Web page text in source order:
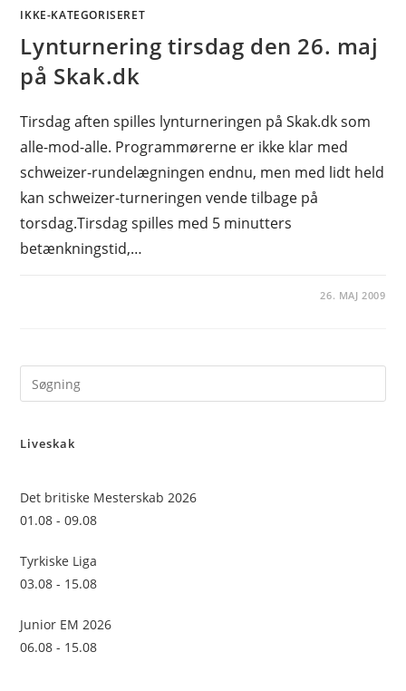
IKKE-KATEGORISERET
Lynturnering tirsdag den 26. maj
på Skak.dk
Tirsdag aften spilles lynturneringen på Skak.dk som
alle-mod-alle. Programmørerne er ikke klar med
schweizer-rundelægningen endnu, men med lidt held
kan schweizer-turneringen vende tilbage på
torsdag.Tirsdag spilles med 5 minutters
betænkningstid,…
26. MAJ 2009
Liveskak
Det britiske Mesterskab 2026
01.08 - 09.08
Tyrkiske Liga
03.08 - 15.08
Junior EM 2026
06.08 - 15.08